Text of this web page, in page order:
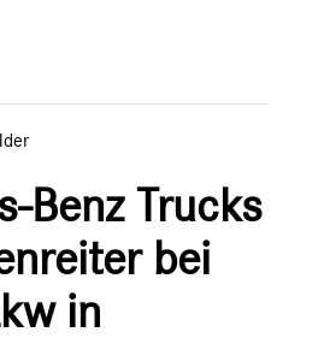
Benz Trucks
bei
in